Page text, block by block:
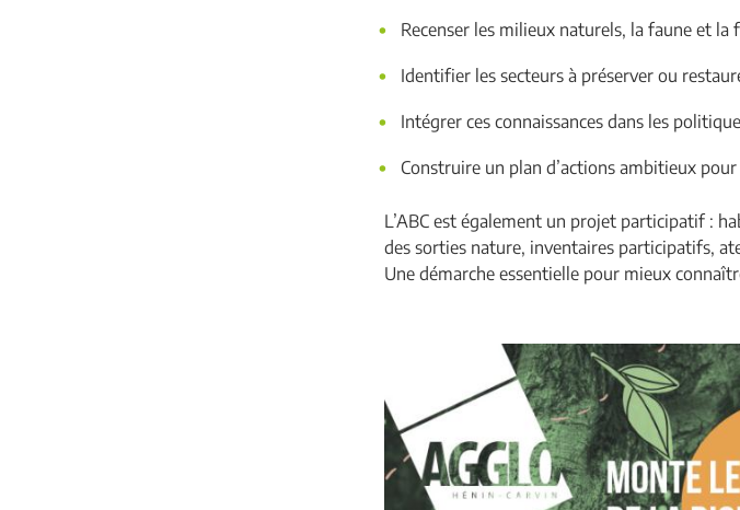
Recenser les milieux naturels, la faune et la
Identifier les secteurs à préserver ou
Intégrer ces connaissances dans les
Construire un plan d’actions ambitieux
L’ABC est également un projet participatif :
des sorties nature, inventaires participatifs,
Une démarche essentielle pour mieux